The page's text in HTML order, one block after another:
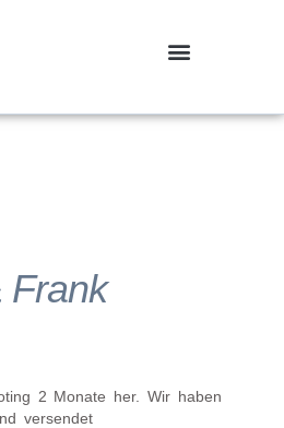
Frank
2 Monate her. Wir haben
versendet